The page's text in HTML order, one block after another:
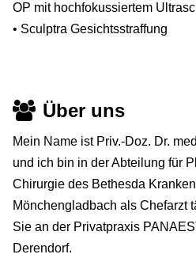
OP mit hochfokussiertem
• Sculptra Gesichtsstraffung
Über uns
Mein Name ist Priv.-Doz. Dr.
und ich bin in der Abteilung für
Chirurgie des Bethesda
Mönchengladbach als Chefarzt
Sie an der Privatpraxis
Derendorf.